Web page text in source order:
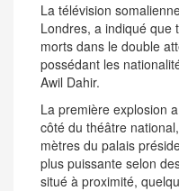
La télévision
Londres, a indiqué que
morts dans le double
possédant les
Awil Dahir.
La première explosion
côté du théâtre
mètres du palais
plus puissante selon
situé à proximité,